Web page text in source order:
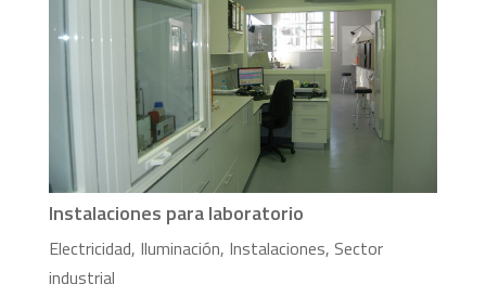
Instalaciones para laboratorio
Electricidad, Iluminación, Instalaciones, Sector
industrial